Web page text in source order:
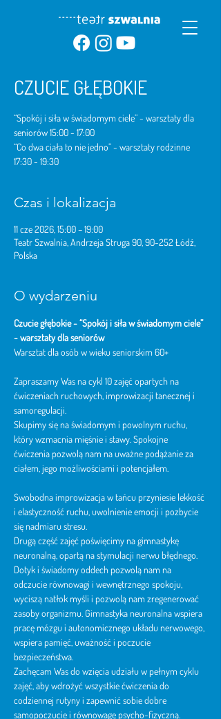
CZUCIE GŁĘBOKIE
“Spokój i siła w świadomym ciele” - warsztaty dla
seniorów 15:00 - 17:00
“Co dwa ciała to nie jedno” - warsztaty rodzinne
17:30 - 19:30
Czas i lokalizacja
11 cze 2026, 15:00 – 19:00
Teatr Szwalnia, Andrzeja Struga 90, 90-252 Łódź,
Polska
O wydarzeniu
Czucie głębokie - “Spokój i siła w świadomym ciele”
- warsztaty dla seniorów
Warsztat dla osób w wieku seniorskim 60+
Zapraszamy Was na cykl 10 zajęć opartych na
ćwiczeniach ruchowych, improwizacji tanecznej i
samoregulacji.
Skupimy się na świadomym i powolnym ruchu,
który wzmacnia mięśnie i stawy. Spokojne
ćwiczenia pozwolą nam na uważne podążanie za
ciałem, jego możliwościami i potencjałem.
Swobodna improwizacja w tańcu przyniesie lekkość
i elastyczność ruchu, uwolnienie emocji i pozbycie
się nadmiaru stresu.
Drugą część zajęć poświęcimy na gimnastykę
neuronalną, opartą na stymulacji nerwu błędnego.
Dotyk i świadomy oddech pozwolą nam na
odczucie równowagi i wewnętrznego spokoju,
wyciszą natłok myśli i pozwolą nam zregenerować
zasoby organizmu. Gimnastyka neuronalna wspiera
pracę mózgu i autonomicznego układu nerwowego,
wspiera pamięć, uważność i poczucie
bezpieczeństwa.
Zachęcam Was do wzięcia udziału w pełnym cyklu
zajęć, aby wdrożyć wszystkie ćwiczenia do
codziennej rutyny i zapewnić sobie dobre
samopoczucie i równowagę psycho-fizyczną.